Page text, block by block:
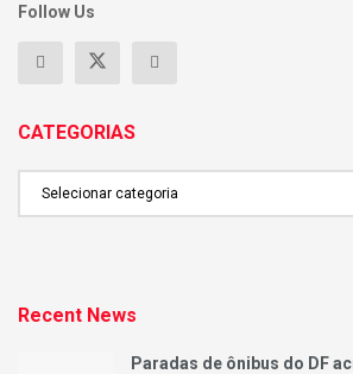
Follow Us
CATEGORIAS
Recent News
Paradas de ônibus do DF